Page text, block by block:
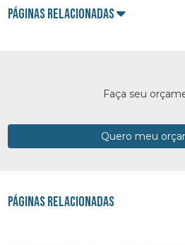
Páginas Relacionadas
Faça seu
Quero meu
Páginas Relacionadas